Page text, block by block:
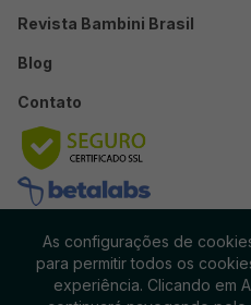
Revista Bambini Brasil
Blog
Contato
As configurações de
para permitir todos os
experiência. Clicando em